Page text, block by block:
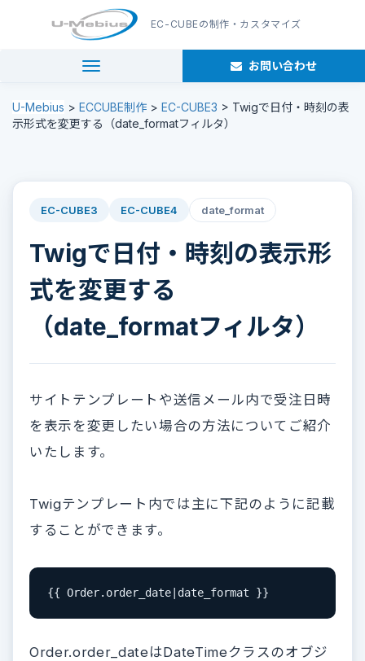
EC-CUBEの制作・カスタマイズ
navigation お問い合わせ
U-Mebius > ECCUBE制作 > EC-CUBE3 > Twigで日付・時刻の表
示形式を変更する（date_formatフィルタ）
EC-CUBE3 EC-CUBE4 date_format
Twigで日付・時刻の表示形
式を変更する
（date_formatフィルタ）
サイトテンプレートや送信メール内で受注日時
を表示を変更したい場合の方法についてご紹介
いたします。
Twigテンプレート内では主に下記のように記載
することができます。
{{ Order.order_date|date_format }}
Order.order_dateはDateTimeクラスのオブジ